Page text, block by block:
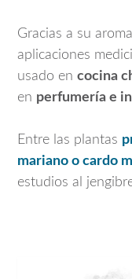
Gracias a su
aplicaciones
usado en cocina
en perfumería e
Entre las plantas
mariano o cardo
estudios al